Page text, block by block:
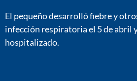
El pequeño desarrolló fiebre y
infección respiratoria el 5 de abril
hospitalizado.